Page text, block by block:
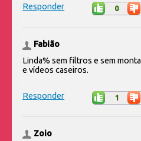
Responder 0
Fabião
Linda% sem filtros e sem
e vídeos caseiros.
Responder 1
Zoio